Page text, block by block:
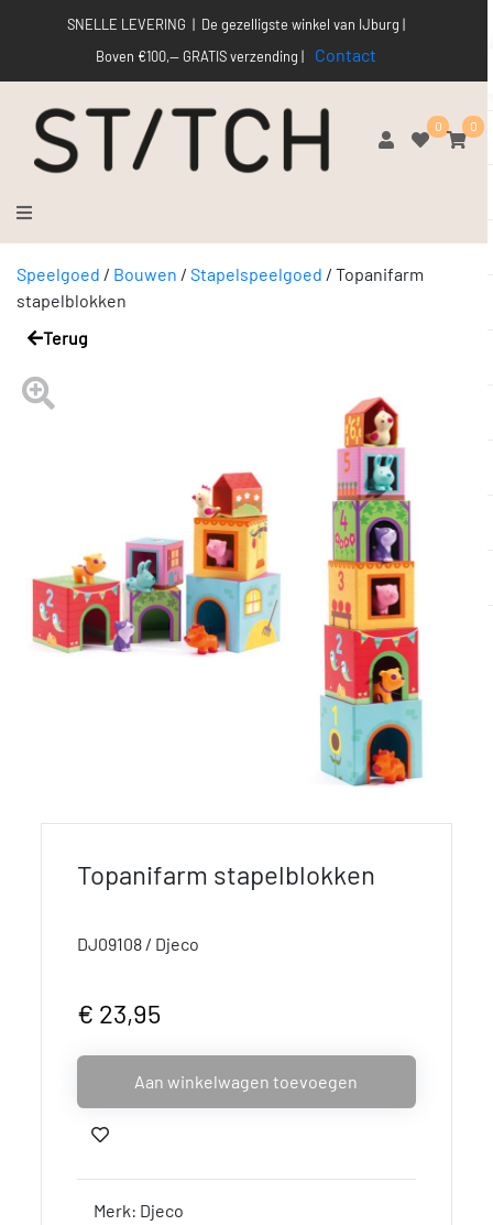
SNELLE LEVERING | De gezelligste winkel van IJburg |
Boven €100,-- GRATIS verzending |
Contact
0 0
Speelgoed / Bouwen / Stapelspeelgoed / Topanifarm
stapelblokken
Terug
Topanifarm stapelblokken
DJ09108 / Djeco
€ 23,95
Aan winkelwagen toevoegen
Merk: Djeco